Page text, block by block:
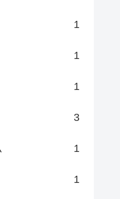
1
1
1
3
1
1